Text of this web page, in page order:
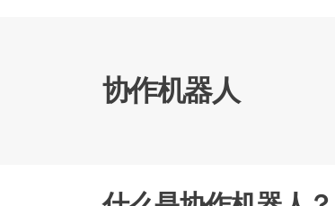
协作机器人